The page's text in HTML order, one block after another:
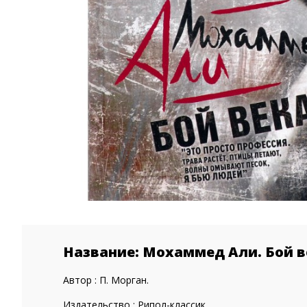
Название: Мохаммед Али. Бой
Автор : П. Морган.